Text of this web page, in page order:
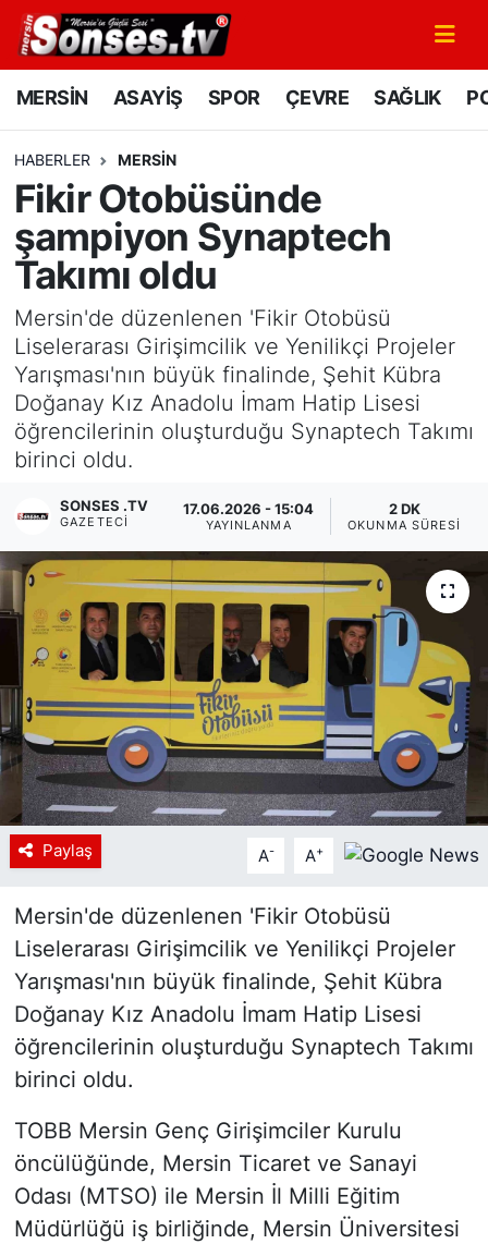
MERSİN ASAYİŞ SPOR ÇEVRE SAĞLIK
HABERLER MERSİN
Fikir Otobüsünde
şampiyon Synaptech
Takımı oldu
Mersin'de düzenlenen 'Fikir Otobüsü
Liselerarası Girişimcilik ve Yenilikçi Projeler
Yarışması'nın büyük finalinde, Şehit Kübra
Doğanay Kız Anadolu İmam Hatip Lisesi
öğrencilerinin oluşturduğu Synaptech Takımı
birinci oldu.
SONSES .TV
GAZETECI
17.06.2026 - 15:04
YAYINLANMA
2 DK
OKUNMA SÜRESI
Paylaş A- A+
Mersin'de düzenlenen 'Fikir Otobüsü
Liselerarası Girişimcilik ve Yenilikçi Projeler
Yarışması'nın büyük finalinde, Şehit Kübra
Doğanay Kız Anadolu İmam Hatip Lisesi
öğrencilerinin oluşturduğu Synaptech Takımı
birinci oldu.
TOBB Mersin Genç Girişimciler Kurulu
öncülüğünde, Mersin Ticaret ve Sanayi
Odası (MTSO) ile Mersin İl Milli Eğitim
Müdürlüğü iş birliğinde, Mersin Üniversitesi
MERSİN
SPOR
GÜNÜN MANŞETİ
DÜNYA
KÜLTÜR - SANAT
MAGAZİN
SAĞLIK
Siyaset
YEREL HABER
Haberde insan
Tanıtım
Mersin Nöbetçi Eczaneler
Mersin Namaz Vakitleri
Mersin Trafik Yoğunluk Haritası
Süper Lig Puan Durumu ve Fikstür
Tüm Manşetler
Son Dakika Haberleri
Haber Arşivi